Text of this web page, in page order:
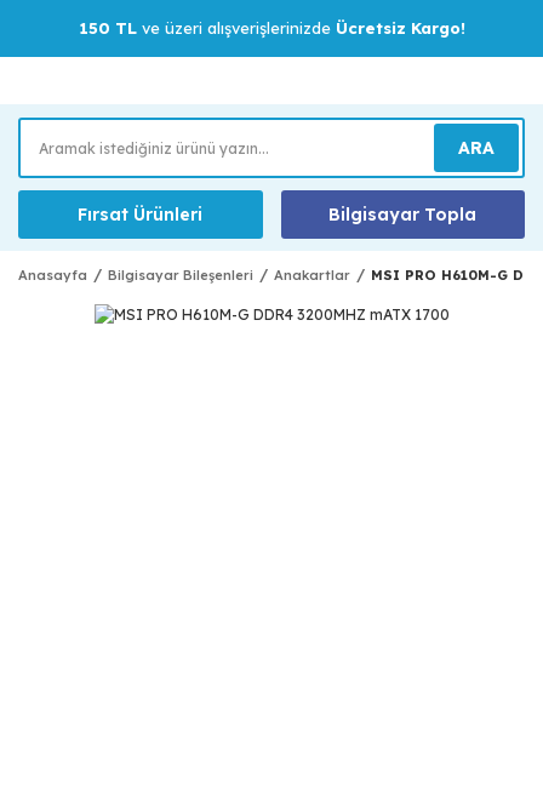
150 TLve üzeri alışverişlerinizde Ücretsiz Kargo!
ARA
Fırsat Ürünleri Bilgisayar Topla
Anasayfa Bilgisayar Bileşenleri Anakartlar MSI PRO H610M-G